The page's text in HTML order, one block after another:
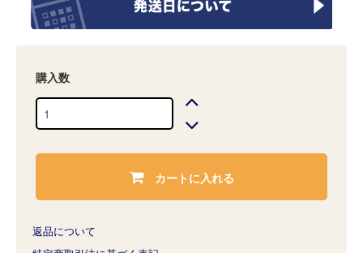
購入数
カートに入れる
返品について